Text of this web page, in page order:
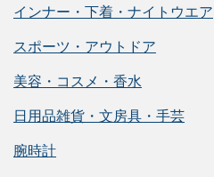
インナー・下着・ナイトウエア
スポーツ・アウトドア
美容・コスメ・香水
日用品雑貨・文房具・手芸
腕時計